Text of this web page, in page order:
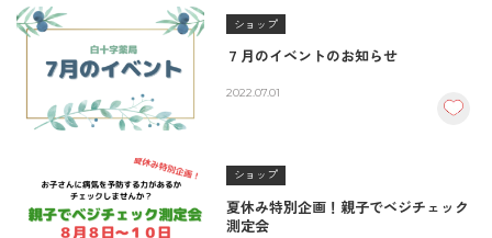
ショップ
７月のイベントのお知らせ
2022.07.01
ショップ
夏休み特別企画！親子でベジチェック
測定会